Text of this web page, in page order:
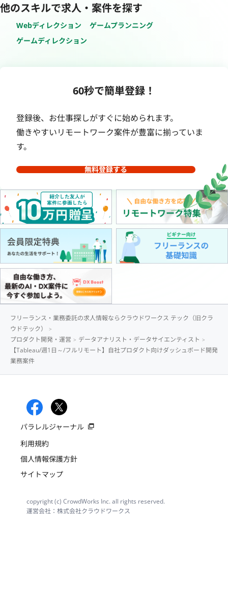
他のスキルで求人・案件を探す
Webディレクション
ゲームプランニング
ゲームディレクション
60秒で簡単登録！
登録後、お仕事探しがすぐに始められます。
働きやすいリモートワーク案件が豊富に揃っていま
す。
無料登録する
フリーランス・業務委託の求人情報ならクラウドワークス テック（旧クラ
ウドテック）
プロダクト開発・運営
データアナリスト・データサイエンティスト
【Tableau/週1日～/フルリモート】自社プロダクト向けダッシュボード開発
業務案件
パラレルジャーナル
利用規約
個人情報保護方針
サイトマップ
copyright (c) CrowdWorks Inc. all rights reserved.
運営会社：株式会社クラウドワークス